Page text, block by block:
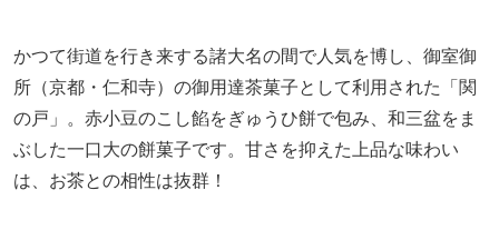
かつて街道を行き来する諸大名の間で人気を博し、御室御
所（京都・仁和寺）の御用達茶菓子として利用された「関
の戸」。赤小豆のこし餡をぎゅうひ餅で包み、和三盆をま
ぶした一口大の餅菓子です。甘さを抑えた上品な味わい
は、お茶との相性は抜群！